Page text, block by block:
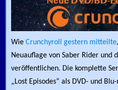
WieCrunchyroll gestern mitteilte
Neuauflage von Saber Rider und
veröffentlichen. Die komplette
„Lost Episodes“ als DVD- und